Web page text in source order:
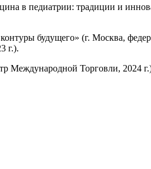
в педиатрии: традиции и
будущего» (г. Москва,
г.).
Международной Торговли, 2024